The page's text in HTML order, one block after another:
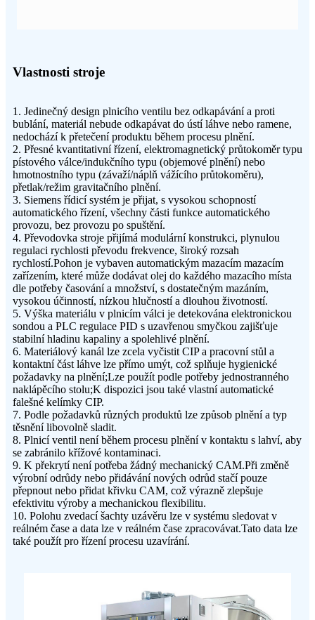
Vlastnosti stroje
1. Jedinečný design plnicího ventilu bez odkapávání a proti
bublání, materiál nebude odkapávat do ústí láhve nebo ramene,
nedochází k přetečení produktu během procesu plnění.
2. Přesné kvantitativní řízení, elektromagnetický průtokoměr typu
pístového válce/indukčního typu (objemové plnění) nebo
hmotnostního typu (závaží/náplň vážícího průtokoměru),
přetlak/režim gravitačního plnění.
3. Siemens řídicí systém je přijat, s vysokou schopností
automatického řízení, všechny části funkce automatického
provozu, bez provozu po spuštění.
4. Převodovka stroje přijímá modulární konstrukci, plynulou
regulaci rychlosti převodu frekvence, široký rozsah
rychlostí.Pohon je vybaven automatickým mazacím mazacím
zařízením, které může dodávat olej do každého mazacího místa
dle potřeby časování a množství, s dostatečným mazáním,
vysokou účinností, nízkou hlučností a dlouhou životností.
5. Výška materiálu v plnicím válci je detekována elektronickou
sondou a PLC regulace PID s uzavřenou smyčkou zajišťuje
stabilní hladinu kapaliny a spolehlivé plnění.
6. Materiálový kanál lze zcela vyčistit CIP a pracovní stůl a
kontaktní část láhve lze přímo umýt, což splňuje hygienické
požadavky na plnění;Lze použít podle potřeby jednostranného
naklápěcího stolu;K dispozici jsou také vlastní automatické
falešné kelímky CIP.
7. Podle požadavků různých produktů lze způsob plnění a typ
těsnění libovolně sladit.
8. Plnicí ventil není během procesu plnění v kontaktu s lahví, aby
se zabránilo křížové kontaminaci.
9. K překrytí není potřeba žádný mechanický CAM.Při změně
výrobní odrůdy nebo přidávání nových odrůd stačí pouze
přepnout nebo přidat křivku CAM, což výrazně zlepšuje
efektivitu výroby a mechanickou flexibilitu.
10. Polohu zvedací šachty uzávěru lze v systému sledovat v
reálném čase a data lze v reálném čase zpracovávat.Tato data lze
také použít pro řízení procesu uzavírání.